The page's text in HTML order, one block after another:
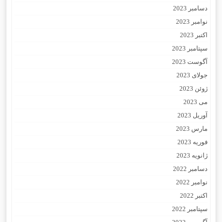
دسامبر 2023
نوامبر 2023
اکتبر 2023
سپتامبر 2023
آگوست 2023
جولای 2023
ژوئن 2023
می 2023
آوریل 2023
مارس 2023
فوریه 2023
ژانویه 2023
دسامبر 2022
نوامبر 2022
اکتبر 2022
سپتامبر 2022